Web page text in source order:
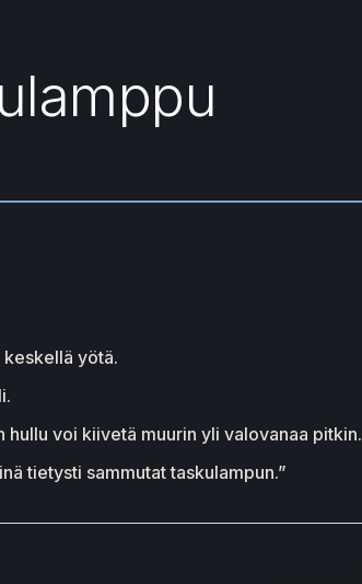
keskellä yötä.
hullu voi kiivetä muurin yli valovanaa pitkin.
tietysti sammutat taskulampun.”